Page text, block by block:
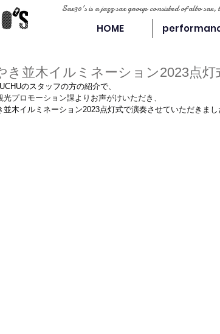
Sax30's is a jazz sax group consisted of alto
HOME
き並木イルミネーション2023点灯
のスタッフの方の紹介で、
光プロモーション課よりお声がけいただき、
並木イルミネーション2023点灯式で演奏させていただきまし